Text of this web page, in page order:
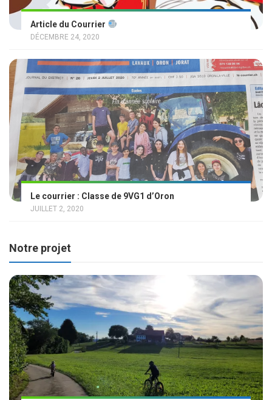
Article du Courrier
DÉCEMBRE 24, 2020
Le courrier : Classe de 9VG1 d’Oron
JUILLET 2, 2020
Notre projet